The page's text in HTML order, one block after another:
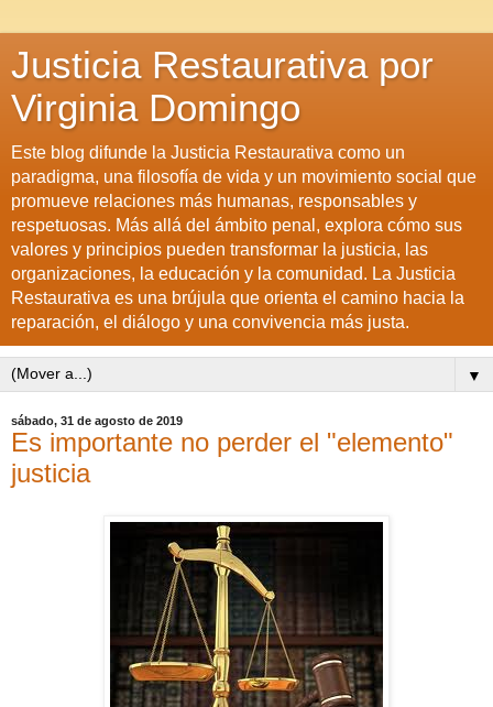
Justicia Restaurativa por
Virginia Domingo
Este blog difunde la Justicia Restaurativa como un
paradigma, una filosofía de vida y un movimiento social que
promueve relaciones más humanas, responsables y
respetuosas. Más allá del ámbito penal, explora cómo sus
valores y principios pueden transformar la justicia, las
organizaciones, la educación y la comunidad. La Justicia
Restaurativa es una brújula que orienta el camino hacia la
reparación, el diálogo y una convivencia más justa.
▼
sábado, 31 de agosto de 2019
Es importante no perder el "elemento"
justicia